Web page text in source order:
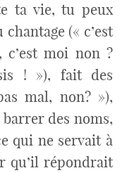
ta vie, tu peux
(« c’est
moi non ?
! »), fait des
mal, non? »),
des noms,
qui ne servait à
qu’il répondrait